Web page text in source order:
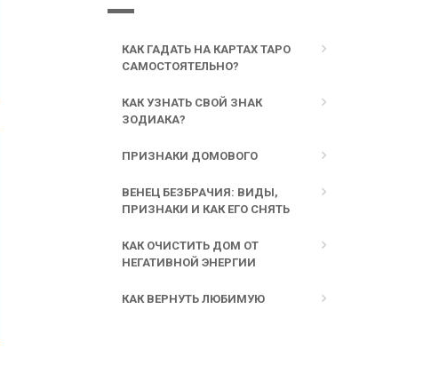
КАК ГАДАТЬ НА КАРТАХ ТАРО
САМОСТОЯТЕЛЬНО?
КАК УЗНАТЬ СВОЙ ЗНАК
ЗОДИАКА?
ПРИЗНАКИ ДОМОВОГО
ВЕНЕЦ БЕЗБРАЧИЯ: ВИДЫ,
ПРИЗНАКИ И КАК ЕГО СНЯТЬ
КАК ОЧИСТИТЬ ДОМ ОТ
НЕГАТИВНОЙ ЭНЕРГИИ
КАК ВЕРНУТЬ ЛЮБИМУЮ